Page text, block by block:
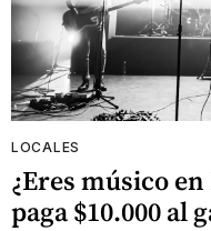
LOCALES
¿Eres músico
paga $10.000 al